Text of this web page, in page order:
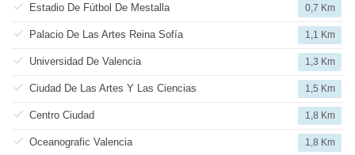
Estadio De Fútbol De Mestalla 0,7 Km
Palacio De Las Artes Reina Sofía 1,1 Km
Universidad De Valencia 1,3 Km
Ciudad De Las Artes Y Las Ciencias 1,5 Km
Centro Ciudad 1,8 Km
Oceanografic Valencia 1,8 Km